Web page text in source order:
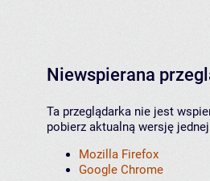
Niewspierana
Ta przeglądarka nie jest
pobierz aktualną wersję
Mozilla Firefox
Google Chrome